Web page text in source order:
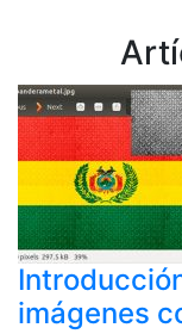
imágenes